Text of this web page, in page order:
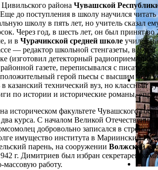
районаЧувашской
до поступления в школу научился
школу в пять лет, но учитель сказал
Через год, в шесть лет, он был принят
и вЧурачикской средней школе учился
— редактор школьной стенгазеты, в 9-м
(изготовил детекторный радиоприемник),
газете, переписывался с
герой пьесы с высшим
казанский технический вуз, но классный
по истории и исторические романы,
историческом факультете Чувашского
курса. С началом Великой
добровольно записался в
имущество института в Мариинский
парень, на сооруженииВолжской
г. Димитриев был избран секретарем
работу.